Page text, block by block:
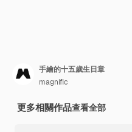
手繪的十五歲生日章
magnific
更多相關作品查看全部